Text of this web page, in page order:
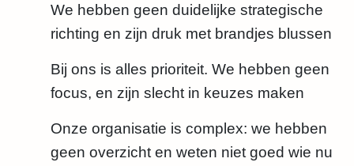
We hebben geen duidelijke strategische
richting en zijn druk met brandjes blussen
Bij ons is alles prioriteit. We hebben geen
focus, en zijn slecht in keuzes maken
Onze organisatie is complex: we hebben
geen overzicht en weten niet goed wie nu